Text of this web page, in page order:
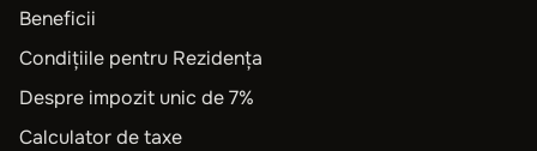
Beneficii
Condițiile pentru Rezidența
Despre impozit unic de 7%
Calculator de taxe